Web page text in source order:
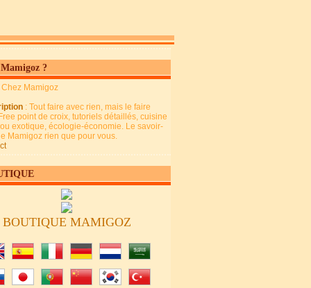
?
Chez Mamigoz
: Tout faire avec rien, mais le faire
point de croix, tutoriels détaillés, cuisine
exotique, écologie-économie. Le savoir-
Mamigoz rien que pour vous.
BOUTIQUE MAMIGOZ